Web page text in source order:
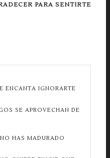
PARA SENTIRTE
ENCANTA IGNORARTE
SE APROVECHAN DE
HAS MADURADO